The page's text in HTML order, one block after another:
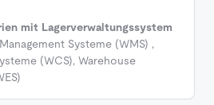
mit Lagerverwaltungssystem
Systeme (WMS) ,
(WCS), Warehouse